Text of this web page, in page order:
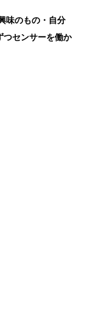
味のもの・自分
つセンサーを働か